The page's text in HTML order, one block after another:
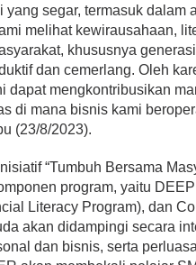
yang segar, termasuk dalam
melihat kewirausahaan,
khususnya
dan cemerlang. Oleh
dapat mengkontribusikan
di mana bisnis kami
(23/8/2023).
“Tumbuh Bersama
program, yaitu
Literacy Program), dan
akan didampingi secara
dan bisnis, serta